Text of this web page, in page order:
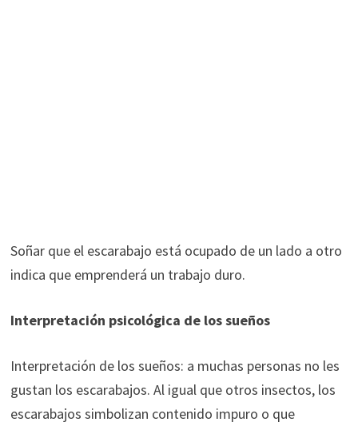
Soñar que el escarabajo está ocupado de un lado a otro
indica que emprenderá un trabajo duro.
Interpretación psicológica de los sueños
Interpretación de los sueños: a muchas personas no les
gustan los escarabajos. Al igual que otros insectos, los
escarabajos simbolizan contenido impuro o que